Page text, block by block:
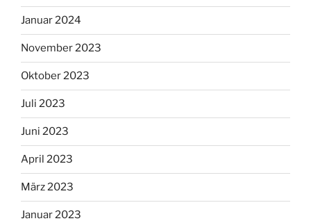
Januar 2024
November 2023
Oktober 2023
Juli 2023
Juni 2023
April 2023
März 2023
Januar 2023